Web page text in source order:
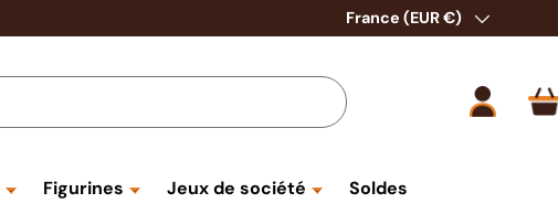
Pays
France (EUR €)
Se
Figurines Jeux de société Soldes